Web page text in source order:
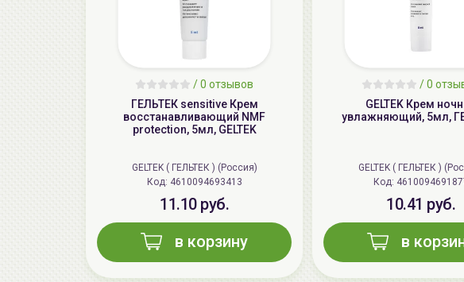
/0 отзывов
ГЕЛЬТЕК sensitive Крем
восстанавливающий NMF
protection, 5мл, GELTEK
GELTEK ( ГЕЛЬТЕК ) (Россия)
Код: 4610094693413
11.10 руб.
в корзину
/0
GELTEK Крем
увлажняющий, 5мл,
GELTEK ( ГЕЛЬТЕК )
Код:
10.41 руб.
в